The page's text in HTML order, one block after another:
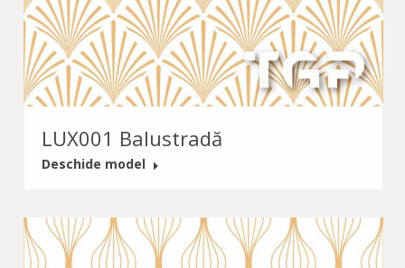
LUX001 Balustradă
Deschide model